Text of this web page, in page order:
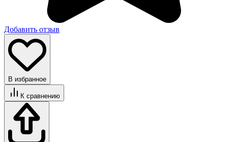
Добавить отзыв
В избранное
К сравнению